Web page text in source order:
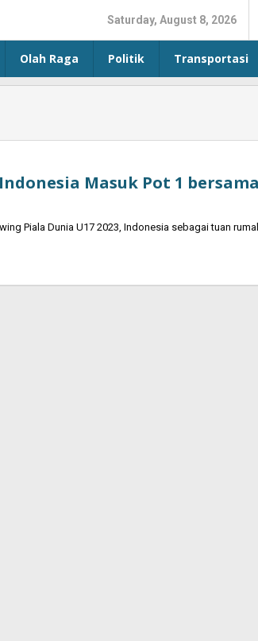
Saturday, August 8, 2026
Olah Raga Politik Transportasi
Masuk Pot 1 bersama
Piala Dunia U17 2023, Indonesia sebagai tuan